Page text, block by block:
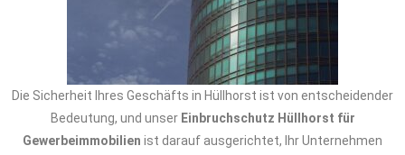
Die Sicherheit Ihres Geschäfts in Hüllhorst ist von entscheidender
Bedeutung, und unser Einbruchschutz Hüllhorst für
Gewerbeimmobilien ist darauf ausgerichtet, Ihr Unternehmen